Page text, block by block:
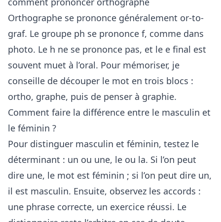
Orthographe se prononce généralement or-to-
graf. Le groupe ph se prononce f, comme dans
photo. Le h ne se prononce pas, et le e final est
souvent muet à l’oral. Pour mémoriser, je
conseille de découper le mot en trois blocs :
ortho, graphe, puis de penser à graphie.
Comment faire la différence entre le masculin et
le féminin ?
Pour distinguer masculin et féminin, testez le
déterminant : un ou une, le ou la. Si l’on peut
dire une, le mot est féminin ; si l’on peut dire un,
il est masculin. Ensuite, observez les accords :
une phrase correcte, un exercice réussi. Le